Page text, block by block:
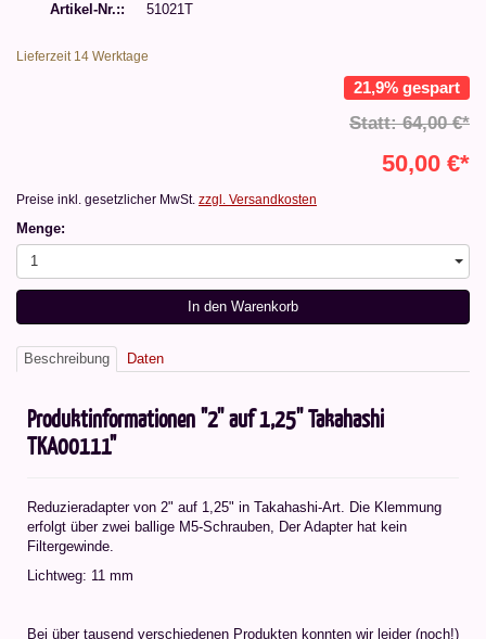
Artikel-Nr.:
51021T
Lieferzeit 14 Werktage
21,9% gespart
Statt: 64,00 €*
50,00 €*
Preise inkl. gesetzlicher MwSt. zzgl. Versandkosten
Menge:
1
In den Warenkorb
Beschreibung Daten
Produktinformationen "2'' auf 1,25'' Takahashi
TKA00111"
Reduzieradapter von 2" auf 1,25" in Takahashi-Art. Die Klemmung
erfolgt über zwei ballige M5-Schrauben, Der Adapter hat kein
Filtergewinde.
Lichtweg: 11 mm
Bei über tausend verschiedenen Produkten konnten wir leider (noch!)